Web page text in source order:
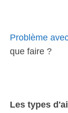
Problème
que faire ?
Les types